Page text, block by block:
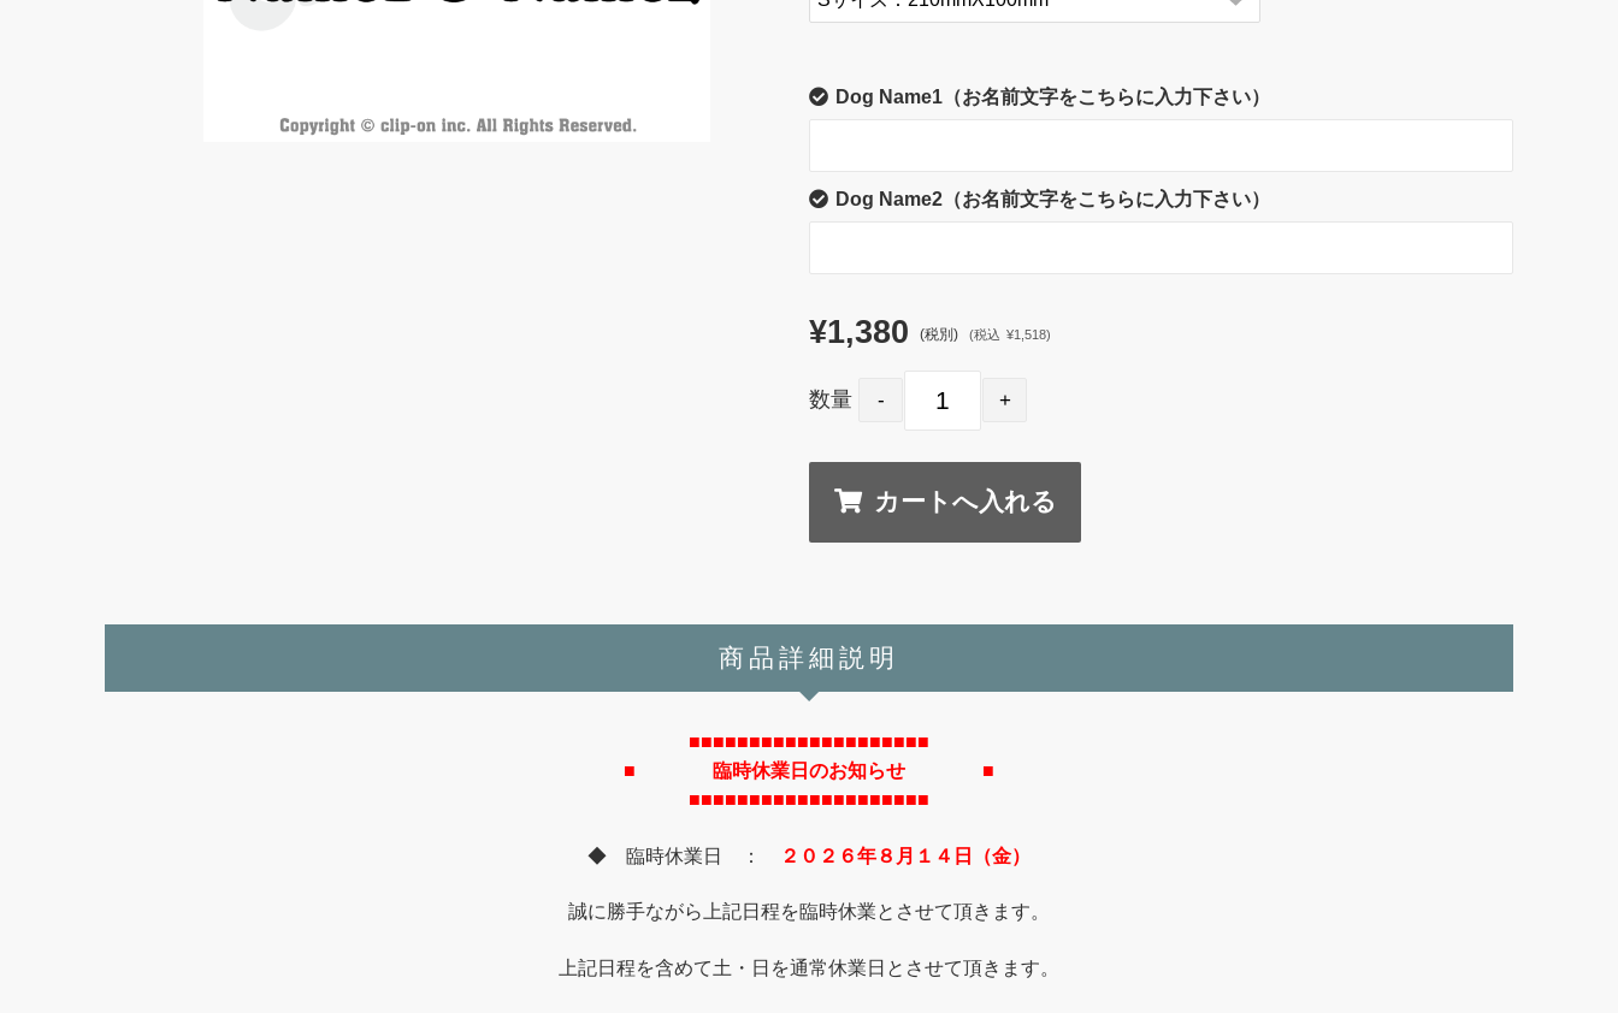
Dog Name1（お名前文字をこちらに入力下さい）
Dog Name2（お名前文字をこちらに入力下さい）
¥1,380 (税別) (税込 ¥1,518)
数量
商品詳細説明
■■■■■■■■■■■■■■■■■■■■
■ 臨時休業日のお知らせ ■
■■■■■■■■■■■■■■■■■■■■
◆ 臨時休業日 ： ２０２６年８月１４日（金）
誠に勝手ながら上記日程を臨時休業とさせて頂きます。
上記日程を含めて土・日を通常休業日とさせて頂きます。